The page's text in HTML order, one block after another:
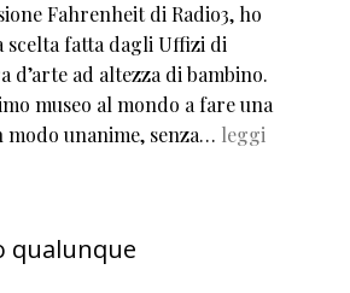
Fahrenheit di Radio3, ho
fatta dagli Uffizi di
d’arte ad altezza di bambino.
museo al mondo a fare una
modo unanime, senza… leggi
qualunque